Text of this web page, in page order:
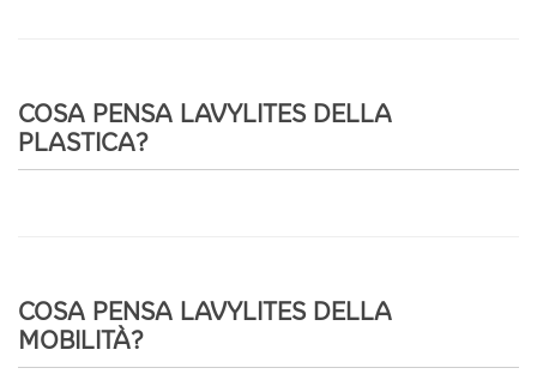
COSA PENSA LAVYLITES DELLA
PLASTICA?
COSA PENSA LAVYLITES DELLA
MOBILITÀ?